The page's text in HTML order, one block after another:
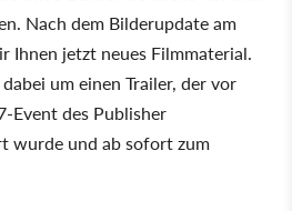
Nach dem Bilderupdate am
Ihnen jetzt neues Filmmaterial.
um einen Trailer, der vor
Event des Publisher
wurde und ab sofort zum